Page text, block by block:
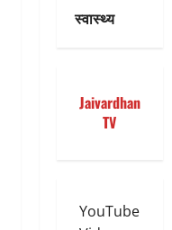
स्वास्थ्य
Jaivardhan
TV
YouTube